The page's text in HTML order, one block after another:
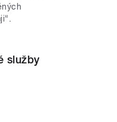
služby